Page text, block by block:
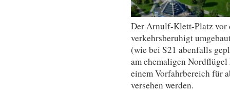
Der Arnulf-Klett-Platz vor
verkehrsberuhigt
(wie bei S21 abenfalls
am ehemaligen
einem Vorfahrbereich für
versehen werden.